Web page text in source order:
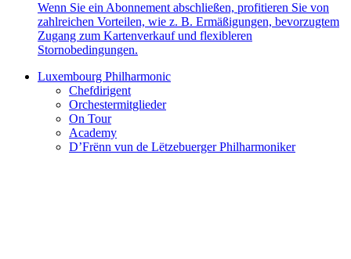
Wenn Sie ein Abonnement abschließen, profitieren Sie von
zahlreichen Vorteilen, wie z. B. Ermäßigungen, bevorzugtem
Zugang zum Kartenverkauf und flexibleren
Stornobedingungen.
Luxembourg Philharmonic
Chefdirigent
Orchestermitglieder
On Tour
Academy
D’Frënn vun de Lëtzebuerger Philharmoniker